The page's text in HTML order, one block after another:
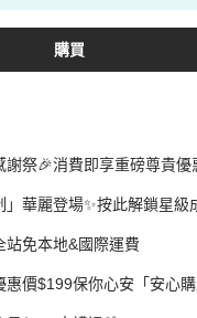
購買
祭🎉消費即享重磅尊貴優
」華麗登場✨按此解鎖星級
站免本地&國際運費
惠價$199保你心安「安心